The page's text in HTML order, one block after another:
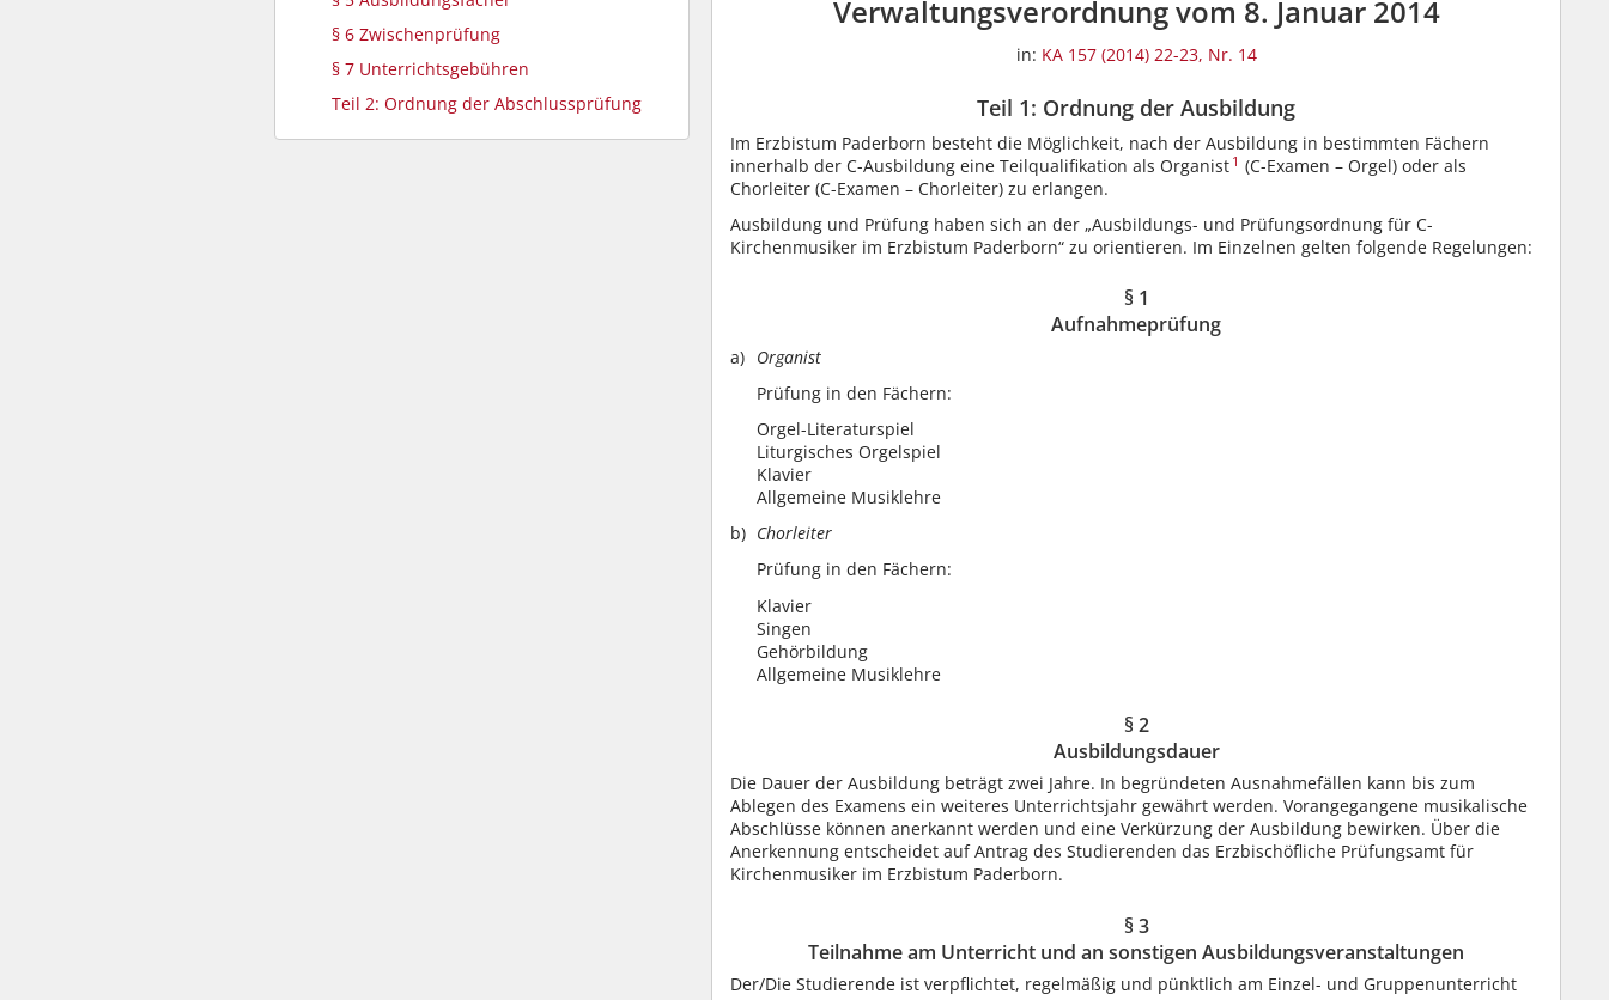
§ 6 Zwischenprüfung
§ 7 Unterrichtsgebühren
Teil 2: Ordnung der Abschlussprüfung
Verwaltungsverordnung vom 8. Januar 2014
in: KA 157 (2014) 22-23, Nr. 14
Teil 1: Ordnung der Ausbildung
Im Erzbistum Paderborn besteht die Möglichkeit, nach der Ausbildung in bestimmten Fächern
innerhalb der C-Ausbildung eine Teilqualifikation als Organist 1 (C-Examen – Orgel) oder als
Chorleiter (C-Examen – Chorleiter) zu erlangen.
Ausbildung und Prüfung haben sich an der „Ausbildungs- und Prüfungsordnung für C-
Kirchenmusiker im Erzbistum Paderborn“ zu orientieren. Im Einzelnen gelten folgende Regelungen:
§ 1
Aufnahmeprüfung
Organist
Prüfung in den Fächern:
Orgel-Literaturspiel
Liturgisches Orgelspiel
Klavier
Allgemeine Musiklehre
Chorleiter
Prüfung in den Fächern:
Klavier
Singen
Gehörbildung
Allgemeine Musiklehre
§ 2
Ausbildungsdauer
Die Dauer der Ausbildung beträgt zwei Jahre. In begründeten Ausnahmefällen kann bis zum
Ablegen des Examens ein weiteres Unterrichtsjahr gewährt werden. Vorangegangene musikalische
Abschlüsse können anerkannt werden und eine Verkürzung der Ausbildung bewirken. Über die
Anerkennung entscheidet auf Antrag des Studierenden das Erzbischöfliche Prüfungsamt für
Kirchenmusiker im Erzbistum Paderborn.
§ 3
Teilnahme am Unterricht und an sonstigen Ausbildungsveranstaltungen
Der/Die Studierende ist verpflichtet, regelmäßig und pünktlich am Einzel- und Gruppenunterricht